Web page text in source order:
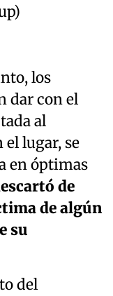
los
dar con el
al
lugar, se
en óptimas
de
de algún
su
del